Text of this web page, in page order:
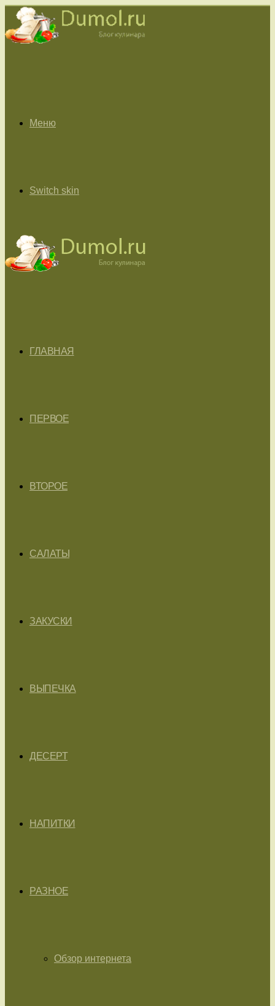
Меню
Switch skin
ГЛАВНАЯ
ПЕРВОЕ
ВТОРОЕ
САЛАТЫ
ЗАКУСКИ
ВЫПЕЧКА
ДЕСЕРТ
НАПИТКИ
РАЗНОЕ
Обзор интернета